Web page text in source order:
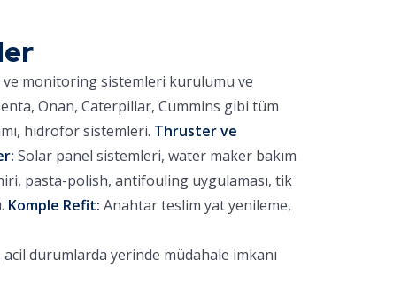
ve monitoring sistemleri kurulumu ve
Onan, Caterpillar, Cummins gibi tüm
hidrofor sistemleri. Thruster ve
Solar panel sistemleri, water maker bakım
pasta-polish, antifouling uygulaması, tik
Komple Refit: Anahtar teslim yat yenileme,
durumlarda yerinde müdahale imkanı